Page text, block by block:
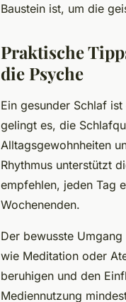
Baustein ist, um die
Praktische
die Psyche
Ein gesunder Schlaf
gelingt es, die
Alltagsgewohnheiten
Rhythmus unterstützt
empfehlen, jeden Tag
Wochenenden.
Der bewusste
wie Meditation oder
beruhigen und den
Mediennutzung